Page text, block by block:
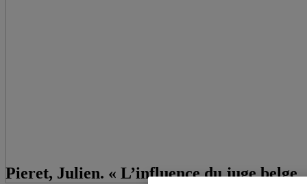
Pieret, Julien. « L’influence du juge belge